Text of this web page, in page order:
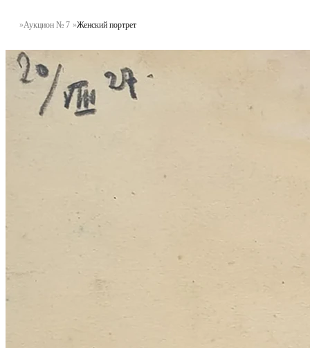
Аукцион № 7 Женский портрет